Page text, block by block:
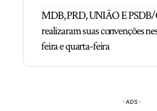
MDB, PRD, UNIÃO E
realizaram suas convenções
feira e quarta-feira
- ADS -